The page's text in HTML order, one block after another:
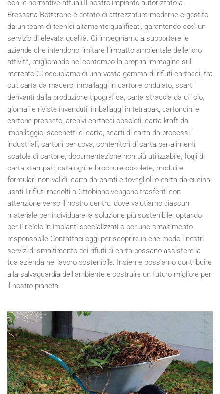
con le normative attuali.Il nostro impianto autorizzato a
Bressana Bottarone è dotato di attrezzature moderne e gestito
da un team di tecnici altamente qualificati, garantendo così un
servizio di elevata qualità. Ci impegniamo a supportare le
aziende che intendono limitare l'impatto ambientale delle loro
attività, migliorando nel contempo la propria immagine sul
mercato.Ci occupiamo di una vasta gamma di rifiuti cartacei, tra
cui: carta da macero, imballaggi in cartone ondulato, scarti
derivanti dalla produzione tipografica, carta straccia da ufficio,
giornali e riviste invenduti, imballaggi in tetrapak, cartoncini e
cartone pressato, archivi cartacei obsoleti, carta kraft da
imballaggio, sacchetti di carta, scarti di carta da processi
industriali, cartoni per uova, contenitori di carta per alimenti,
scatole di cartone, documentazione non più utilizzabile, fogli di
carta stampati, cataloghi e brochure obsolete, moduli e
formulari non validi, carta da parati e tovaglioli o carta da cucina
usati.I rifiuti raccolti a Ottobiano vengono trasferiti con
attenzione verso il nostro centro, dove valutiamo ciascun
materiale per individuare la soluzione più sostenibile, optando
per il riciclo in impianti specializzati o per uno smaltimento
responsabile.Contattaci oggi per scoprire in che modo i nostri
servizi di smaltimento dei rifiuti di carta possano assistere la
tua azienda nel lavoro sostenibile. Insieme possiamo contribuire
alla salvaguardia dell'ambiente e costruire un futuro migliore per
il nostro pianeta.